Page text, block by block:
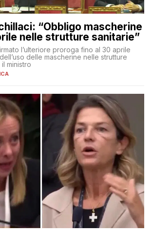
“Obbligo mascherine
nelle strutture sanitarie”
l’ulteriore proroga fino al 30 aprile
delle mascherine nelle strutture
ministro